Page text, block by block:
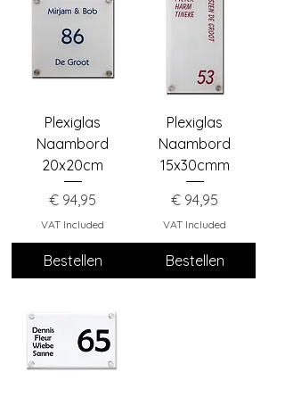
Plexiglas
Naambord
20x20cm
Price
€ 94,95
VAT Included
Bestellen
Plexiglas
Naambord
15x30cmm
Price
€ 94,95
VAT Included
Bestellen